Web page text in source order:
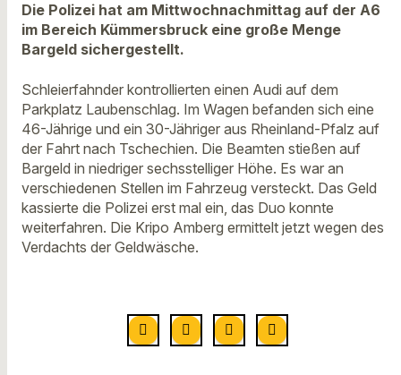
Die Polizei hat am Mittwochnachmittag auf der A6
im Bereich Kümmersbruck eine große Menge
Bargeld sichergestellt.
Schleierfahnder kontrollierten einen Audi auf dem
Parkplatz Laubenschlag. Im Wagen befanden sich eine
46-Jährige und ein 30-Jähriger aus Rheinland-Pfalz auf
der Fahrt nach Tschechien. Die Beamten stießen auf
Bargeld in niedriger sechsstelliger Höhe. Es war an
verschiedenen Stellen im Fahrzeug versteckt. Das Geld
kassierte die Polizei erst mal ein, das Duo konnte
weiterfahren. Die Kripo Amberg ermittelt jetzt wegen des
Verdachts der Geldwäsche.